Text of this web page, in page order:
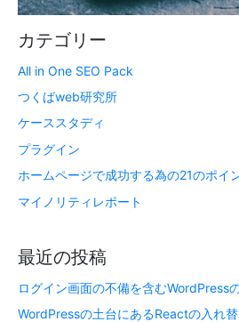
カテゴリー
All in One SEO Pack
つくばweb研究所
ケーススタディ
プラグイン
ホームページで成功する為の21のポイ
マイノリティレポート
最近の投稿
ログイン画面の不備を含むWordPress
WordPressの土台にあるReactの入れ